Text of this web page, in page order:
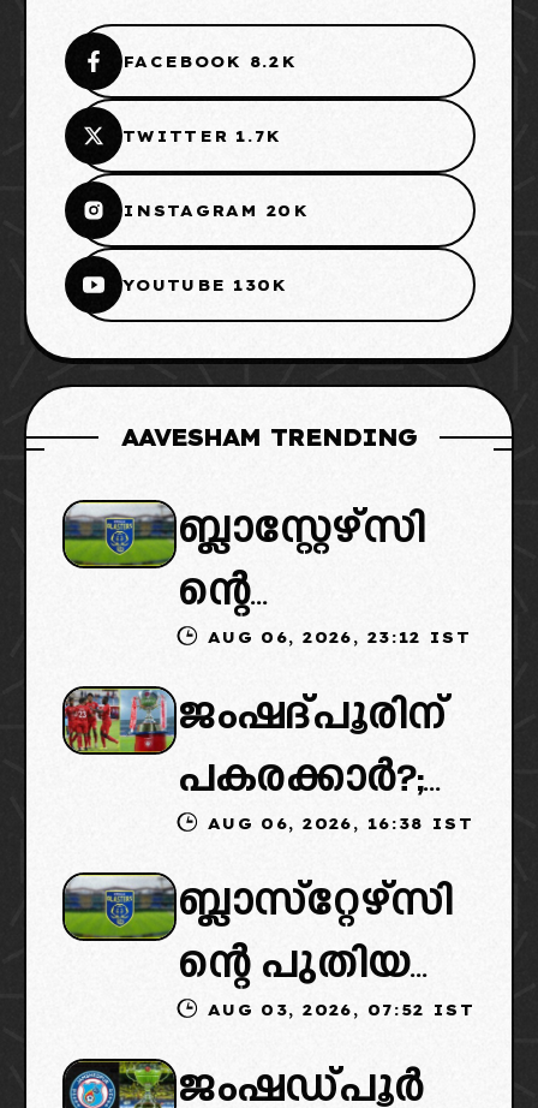
FACEBOOK 8.2K
TWITTER 1.7K
INSTAGRAM 20K
YOUTUBE 130K
AAVESHAM TRENDING
ബ്ലാസ്റ്റേഴ്സി
ന്റെ
കൈമാറ്റത്തി
ൽ ട്വിസ്റ്റ്:
പുതിയ
ഉടമകളെത്താ
ൻ വൈകും,
കോടതിയുടെ
നീക്കവും
നിർണായകം
AUG 06, 2026, 23:12 IST
ജംഷദ്പൂരിന്
പകരക്കാർ?;
ഐഎസ്എല്ലി
ൽ പുതിയ
ടീമിനെ
ഉൾപ്പെടുത്താ
ൻ
AUG 06, 2026, 16:38 IST
ബ്ലാസ്‌റ്റേഴ്‌സി
ന്റെ പുതിയ
ഉടമകളിൽ
മലബാറിൽ
AUG 03, 2026, 07:52 IST
ജംഷഡ്പൂർ